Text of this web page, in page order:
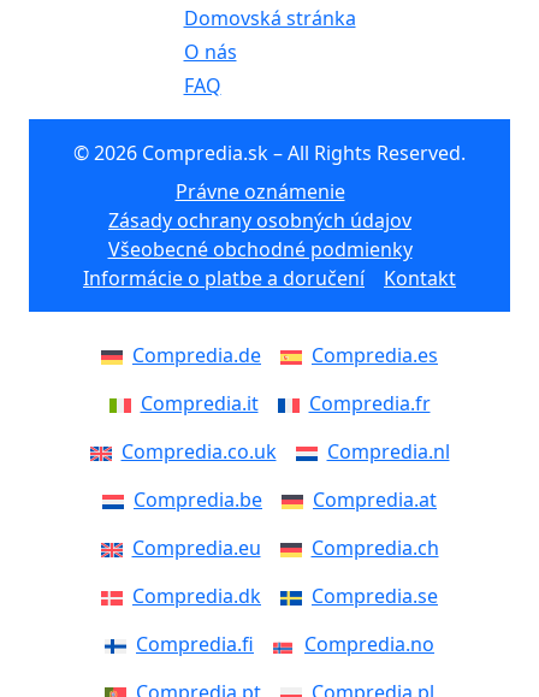
Domovská stránka
O nás
FAQ
© 2026 Compredia.sk – All Rights Reserved.
Právne oznámenie
Zásady ochrany osobných údajov
Všeobecné obchodné podmienky
Informácie o platbe a doručení
Kontakt
Compredia.de
Compredia.es
Compredia.it
Compredia.fr
Compredia.co.uk
Compredia.nl
Compredia.be
Compredia.at
Compredia.eu
Compredia.ch
Compredia.dk
Compredia.se
Compredia.fi
Compredia.no